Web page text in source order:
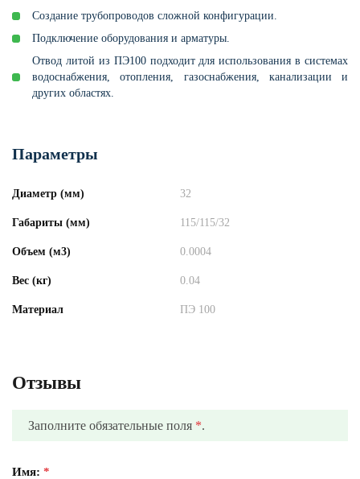
Создание трубопроводов сложной конфигурации.
Подключение оборудования и арматуры.
Отвод литой из ПЭ100 подходит для использования в системах
водоснабжения, отопления, газоснабжения, канализации и
других областях.
Параметры
Диаметр (мм) 32
Габариты (мм) 115/115/32
Объем (м3) 0.0004
Вес (кг) 0.04
Материал ПЭ 100
Отзывы
Заполните обязательные поля *.
Имя: *